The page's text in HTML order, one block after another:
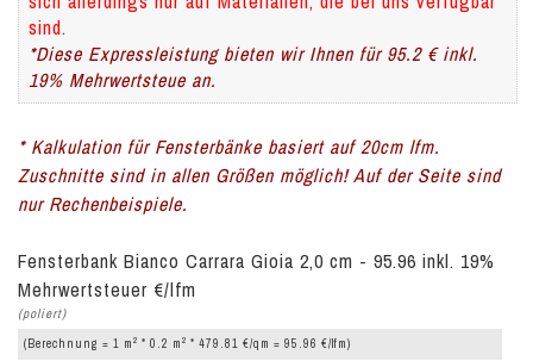
sind.
*Diese Expressleistung bieten wir Ihnen für 95.2 € inkl.
19% Mehrwertsteue an.
* Kalkulation für Fensterbänke basiert auf 20cm lfm.
Zuschnitte sind in allen Größen möglich! Auf der Seite sind
nur Rechenbeispiele.
Fensterbank Bianco Carrara Gioia 2,0 cm - 95.96 inkl. 19%
Mehrwertsteuer €/lfm
(poliert)
(Berechnung = 1 m 2 * 0.2 m 2 * 479.81 €/qm = 95.96 €/lfm)